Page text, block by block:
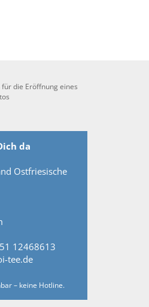
die Eröffnung eines
da
Ostfriesische
12468613
tee.de
– keine Hotline.